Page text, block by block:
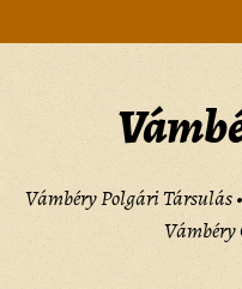
to
Vámbéry Polgári Társulás
Vámbéry